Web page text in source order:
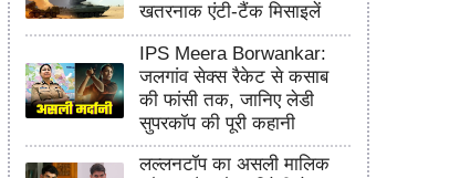
खतरनाक एंटी-टैंक मिसाइलें
IPS Meera Borwankar:
जलगांव सेक्स रैकेट से कसाब
की फांसी तक, जानिए लेडी
सुपरकॉप की पूरी कहानी
लल्लनटॉप का असली मालिक